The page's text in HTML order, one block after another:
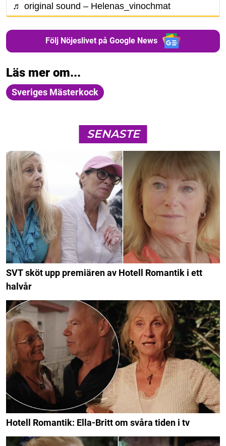
♬ original sound – Helenas_vinochmat
Följ Nöjeslivet på Google News
Läs mer om...
Sveriges Mästerkock
SENASTE
SVT sköt upp premiären av Hotell Romantik i ett
halvår
Hotell Romantik: Ella-Britt om svåra tiden i tv